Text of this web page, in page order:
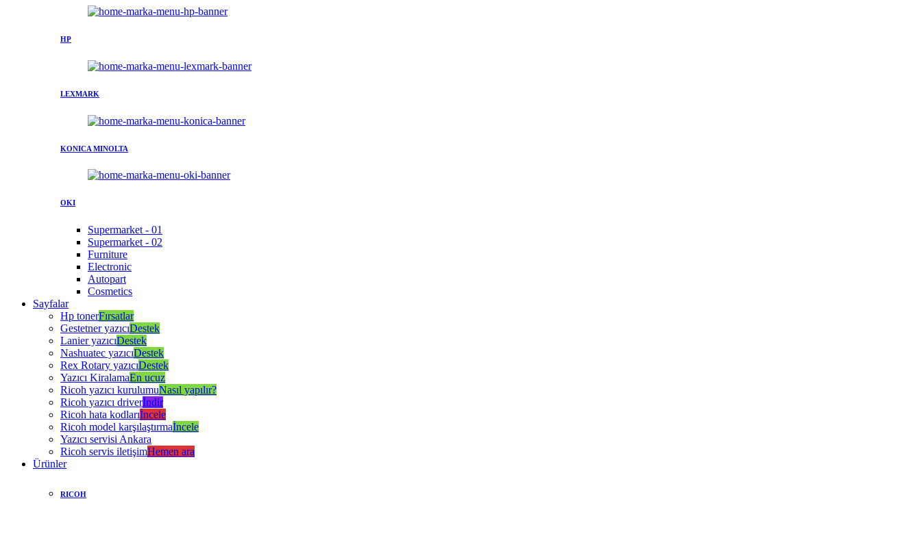
HP
LEXMARK
KONICA MINOLTA
OKI
Supermarket - 01
Supermarket - 02
Furniture
Electronic
Autopart
Cosmetics
Sayfalar
Hp tonerFırsatlar
Gestetner yazıcıDestek
Lanier yazıcıDestek
Nashuatec yazıcıDestek
Rex Rotary yazıcıDestek
Yazıcı KiralamaEn ucuz
Ricoh yazıcı kurulumuNasıl yapılır?
Ricoh yazıcı driverİndir
Ricoh hata kodlarıİncele
Ricoh model karşılaştırmaİncele
Yazıcı servisi Ankara
Ricoh servis iletişimHemen ara
Ürünler
RICOH